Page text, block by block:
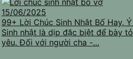
15/06/2025
99+ Lời Chúc Sinh Nhật Bố Hay,
Sinh nhật là dịp đặc biệt để bày
yêu. Đối với người cha -…